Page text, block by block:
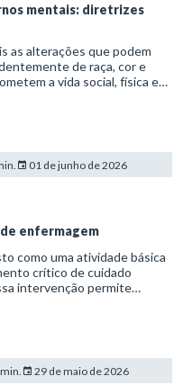
mentais: diretrizes
as alterações que podem
de raça, cor e
a vida social, física e
01 de junho de 2026
enfermagem
como uma atividade básica
crítico de cuidado
intervenção permite
29 de maio de 2026